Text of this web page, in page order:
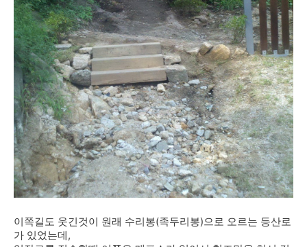
이쪽길도 웃긴것이 원래 수리봉(족두리봉)으로 오르는 등산로
가 있었는데,